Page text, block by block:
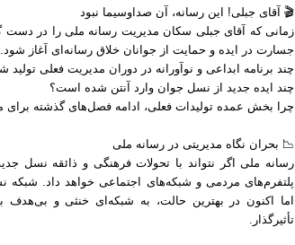
🎬 آقای جبلی! این رسانه، آن صداوسیما نبود
زمانی که آقای جبلی سکان مدیریت رسانه ملی را در دست
جسارت در ایده و حمایت از جوانان خلاق رسانه‌ای آغاز
چند برنامه ابداعی و نوآورانه در دوران مدیریت فعلی
چند ایده جدید از نسل جوان وارد آنتن شده است؟
چرا بخش عمده تولیدات فعلی، ادامه فصل‌های گذشته برای
📉 بحران نگاه مدیریتی در رسانه ملی
رسانه ملی اگر نتواند با تحولات فرهنگی و ذائقه نسل
پلتفرم‌های مردمی و شبکه‌های اجتماعی خواهد داد. شبکه
اما اکنون در بهترین حالت، به شبکه‌ای خنثی و
تأثیرگذار.